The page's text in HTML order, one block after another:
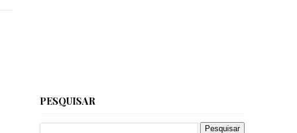
PESQUISAR